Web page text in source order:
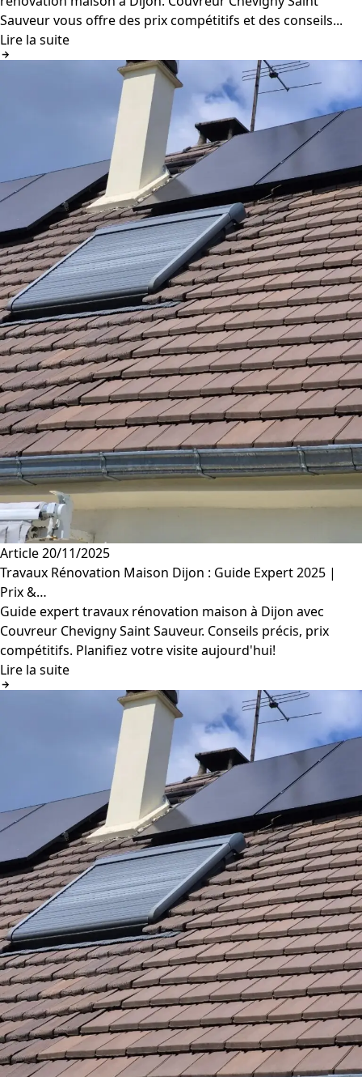
Sauveur vous offre des prix compétitifs et des conseils...
Lire la suite
Article20/11/2025
Travaux Rénovation Maison Dijon : Guide Expert 2025 |
Prix &…
Guide expert travaux rénovation maison à Dijon avec
Couvreur Chevigny Saint Sauveur. Conseils précis, prix
compétitifs. Planifiez votre visite aujourd'hui!
Lire la suite